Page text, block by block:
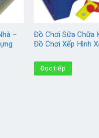
–
Đồ Chơi Sữa Chữa
Đồ Chơi Xếp Hình
Đọc tiếp